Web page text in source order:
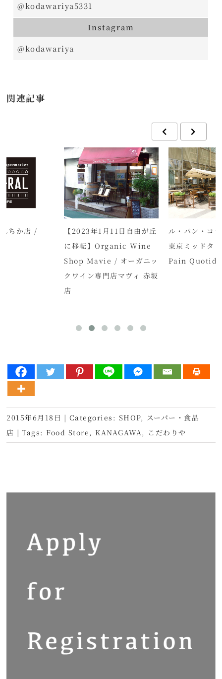
@kodawariya5331
Instagram
@kodawariya
関連記事
ちか店 /
【2023年1月11日自由が丘
に移転】Organic Wine
Shop Mavie / オーガニッ
クワイン専門店マヴィ 赤坂
店
ル・パン・コ
東京ミッドタ
Pain
2015年6月18日 | Categories: SHOP, スーパー・食品
店 | Tags: Food Store , KANAGAWA , こだわりや